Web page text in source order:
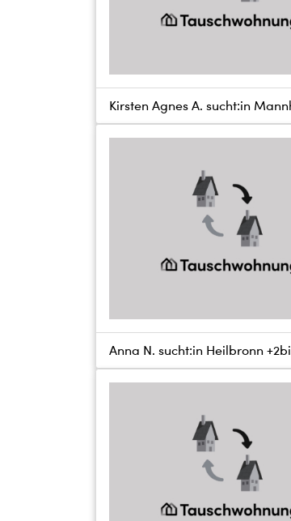
Kirsten Agnes A. sucht:in
Anna N. sucht:in Heilbronn +2